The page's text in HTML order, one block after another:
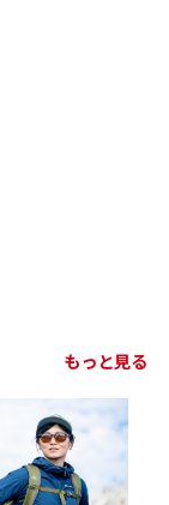
もっと見る